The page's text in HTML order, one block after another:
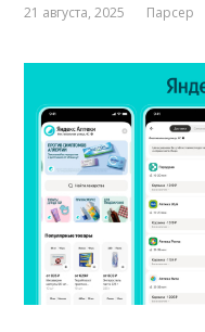
21 августа, 2025 Парсер